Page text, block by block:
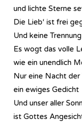
und lichte Sterne
Die Lieb‘ ist frei
Und keine
Es wogt das volle
wie ein unendlich
Nur eine Nacht der
ein ewiges Gedicht
Und unser aller
ist Gottes